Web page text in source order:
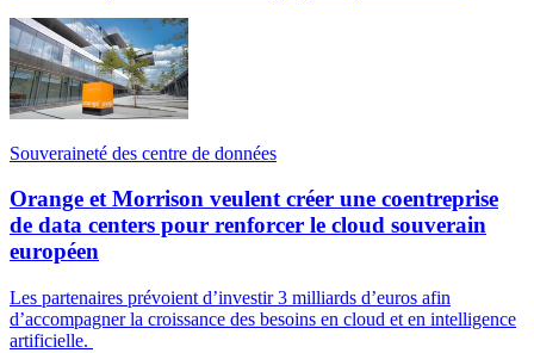
Souveraineté des centre de données
Orange et Morrison veulent créer une coentreprise
de data centers pour renforcer le cloud souverain
européen
Les partenaires prévoient d’investir 3 milliards d’euros afin
d’accompagner la croissance des besoins en cloud et en intelligence
artificielle.